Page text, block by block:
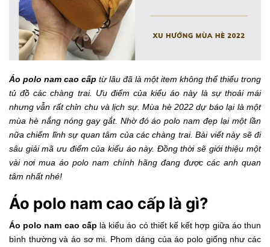
Áo polo nam cao cấp từ lâu đã là một item không thể thiếu trong
tủ đồ các chàng trai. Ưu điểm của kiểu áo này là sự thoải mái
nhưng vẫn rất chỉn chu và lịch sự. Mùa hè 2022 dự báo lại là một
mùa hè nắng nóng gay gắt. Nhờ đó áo polo nam đẹp lại một lần
nữa chiếm lĩnh sự quan tâm của các chàng trai. Bài viết này sẽ đi
sâu giải mã ưu điểm của kiểu áo này. Đồng thời sẽ giới thiệu một
vài nơi mua áo polo nam chính hãng đang được các anh quan
tâm nhất nhé!
Áo polo nam cao cấp là gì?
Áo polo nam cao cấp là kiểu áo có thiết kế kết hợp giữa áo thun
bình thường và áo sơ mi. Phom dáng của áo polo giống như các